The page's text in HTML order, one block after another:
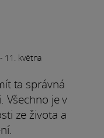
11. května
ta správná
Všechno je v
ze života a